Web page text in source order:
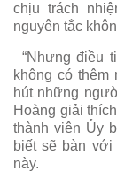
chịu trách
nguyên tắc
“Nhưng điều
không có thêm
hút những
Hoàng giải
thành viên Ủy
biết sẽ bàn
này.